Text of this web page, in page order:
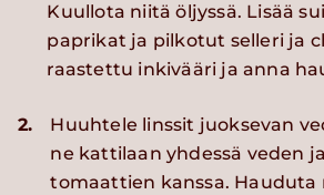
Kuullota niitä öljyssä. Lisää
paprikat ja pilkotut selleri ja
raastettu inkivääri ja anna
2.
Huuhtele linssit juoksevan
ne kattilaan yhdessä veden
tomaattien kanssa. Hauduta